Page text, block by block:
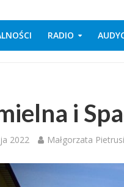
RADIO
i
2022 Małgorzata